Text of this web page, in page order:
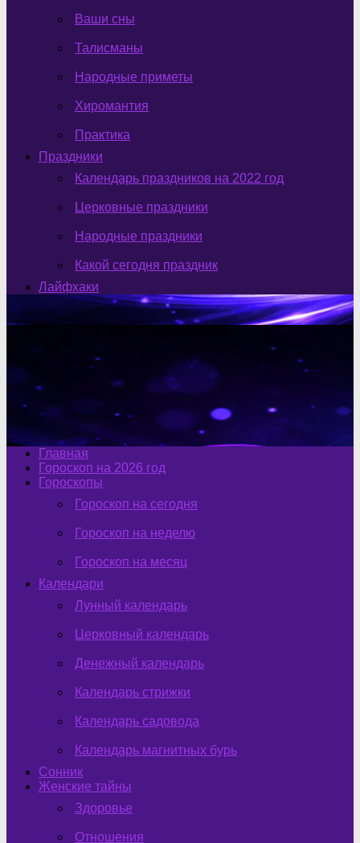
Ваши сны
Талисманы
Народные приметы
Хиромантия
Практика
Праздники
Календарь праздников на 2022 год
Церковные праздники
Народные праздники
Какой сегодня праздник
Лайфхаки
Главная
Гороскоп на 2026 год
Гороскопы
Гороскоп на сегодня
Гороскоп на неделю
Гороскоп на месяц
Календари
Лунный календарь
Церковный календарь
Денежный календарь
Календарь стрижки
Календарь садовода
Календарь магнитных бурь
Сонник
Женские тайны
Здоровье
Отношения